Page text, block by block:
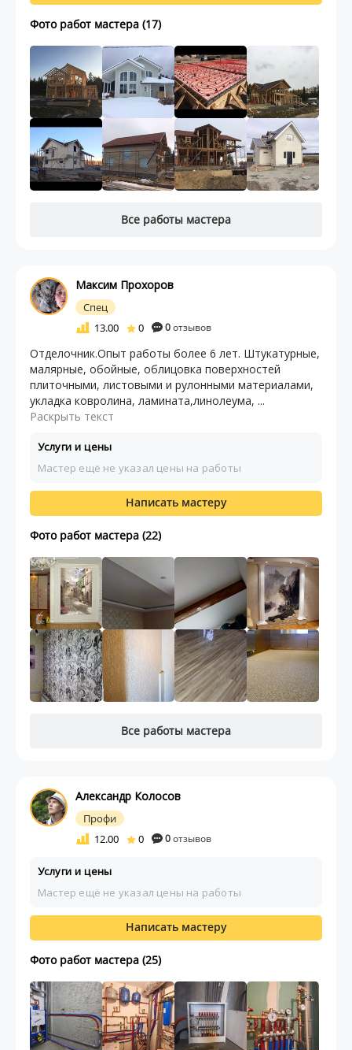
Фото работ мастера (17)
Все работы мастера
Максим Прохоров
Спец
13.00
0 0отзывов
Отделочник.Опыт работы более 6 лет. Штукатурные,
малярные, обойные, облицовка поверхностей
плиточными, листовыми и рулонными материалами,
укладка ковролина, ламината,линолеума, ...
Раскрыть текст
Услуги и цены
Мастер ещё не указал цены на работы
Написать мастеру
Фото работ мастера (22)
Все работы мастера
Александр Колосов
Профи
12.00
0 0отзывов
Услуги и цены
Мастер ещё не указал цены на работы
Написать мастеру
Фото работ мастера (25)